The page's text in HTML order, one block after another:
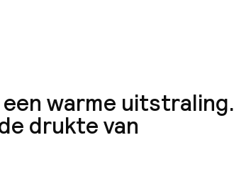
warme uitstraling.
drukte van